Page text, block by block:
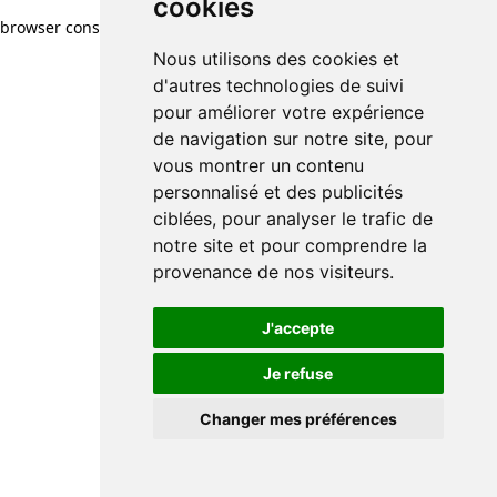
cookies
Nous utilisons des cookies et
d'autres technologies de suivi
pour améliorer votre expérience
de navigation sur notre site, pour
vous montrer un contenu
personnalisé et des publicités
ciblées, pour analyser le trafic de
notre site et pour comprendre la
provenance de nos visiteurs.
J'accepte
Je refuse
Changer mes préférences
browser console for more information)